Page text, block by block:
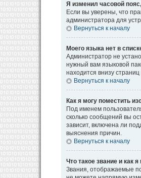
Я изменил часовой
Если вы уверены, что
администратора для
Вернуться к началу
Моего языка нет в
Администратор не
нужный вам языковой
находится внизу
Вернуться к началу
Как я могу поместить
Под именем
сколько сообщений вы
зависит, включена ли
выяснения причин.
Вернуться к началу
Что такое звание и как
Звания, отображаемые